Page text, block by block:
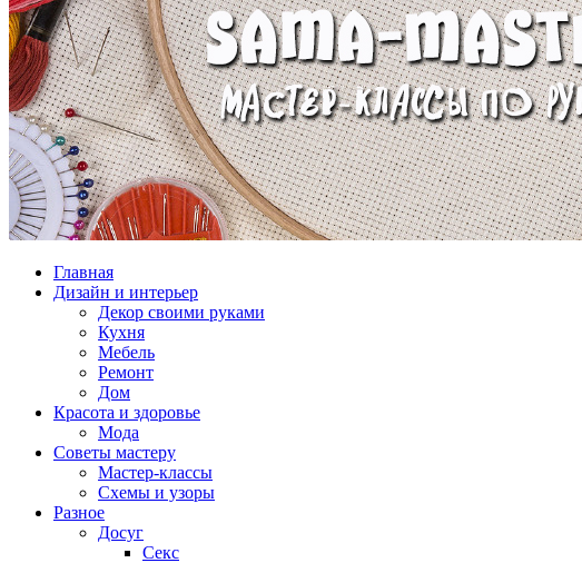
Главная
Дизайн и интерьер
Декор своими руками
Кухня
Мебель
Ремонт
Дом
Красота и здоровье
Мода
Советы мастеру
Мастер-классы
Схемы и узоры
Разное
Досуг
Секс